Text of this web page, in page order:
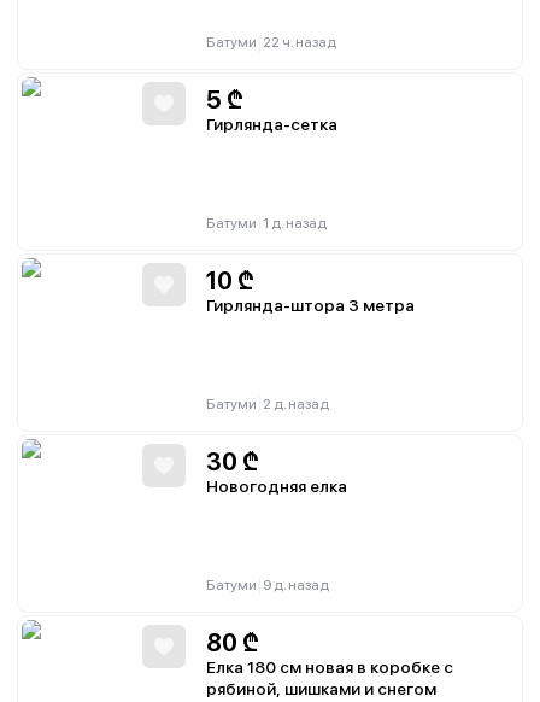
Батуми 22 ч. назад
5 ₾
Гирлянда-сетка
Батуми 1 д. назад
10 ₾
Гирлянда-штора 3 метра
Батуми 2 д. назад
30 ₾
Новогодняя елка
Батуми 9 д. назад
80 ₾
Елка 180 см новая в коробке с
рябиной, шишками и снегом